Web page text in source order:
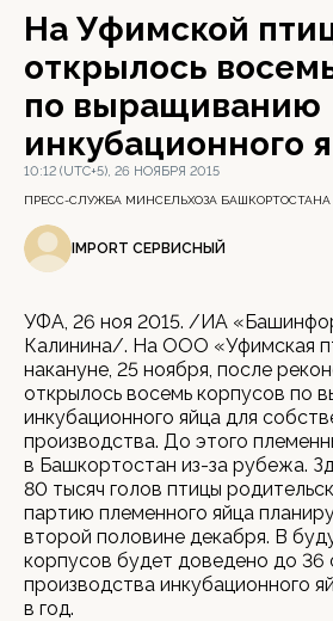
На Уфимской
открылось
по выращиванию
инкубационного
10:12 (UTC+5), 26 НОЯБРЯ 2015
ПРЕСС-СЛУЖБА МИНСЕЛЬХОЗА БАШКОРТОСТАНА
IMPORT СЕРВИСНЫЙ
УФА, 26 ноя 2015. /ИА
Калинина/. На ООО «Уфимская
накануне, 25 ноября, после
открылось восемь корпусов по
инкубационного яйца для
производства. До этого
в Башкортостан из-за рубежа.
80 тысяч голов птицы
партию племенного яйца
второй половине декабря. В
корпусов будет доведено до 36
производства инкубационного
в год.